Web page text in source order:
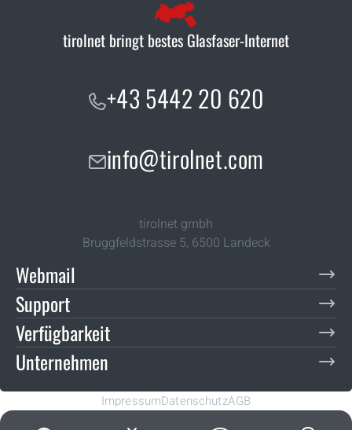
tirolnet bringt bestes Glasfaser-Internet
+43 5442 20 620
info@tirolnet.com
tirolnet gmbh
Bruggfeldstrasse 5, 6500 Landeck
Webmail
Support
Verfügbarkeit
Unternehmen
ImpressumDatenschutzAGB